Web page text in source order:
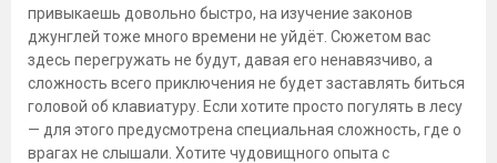
привыкаешь довольно быстро, на изучение законов
джунглей тоже много времени не уйдёт. Сюжетом вас
здесь перегружать не будут, давая его ненавязчиво, а
сложность всего приключения не будет заставлять биться
головой об клавиатуру. Если хотите просто погулять в лесу
— для этого предусмотрена специальная сложность, где о
врагах не слышали. Хотите чудовищного опыта с